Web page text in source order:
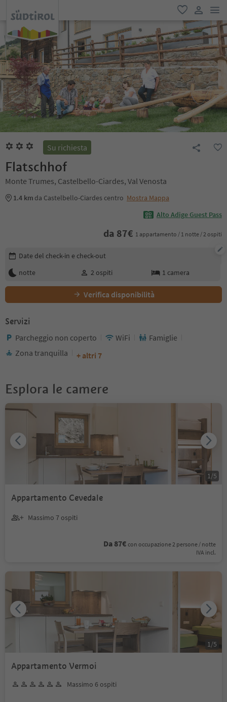
favoriti
user link
Su richiesta
Flatschhof
Monte Trumes, Castelbello-Ciardes, Val Venosta
1.4 km da Castelbello-Ciardes centro Mostra Mappa
Alto Adige Guest Pass
da 87€ 1 appartamento / 1 notte / 2 ospiti
Modifica i dettagli della prenotazione
Date del check-in e check-out
notte
2 ospiti 1 camera
Verifica disponibilità
Servizi
Parcheggio non coperto WiFi
Famiglie
Zona tranquilla
+ altri 7
Esplora le camere
Appartamento Cevedale
Massimo 7 ospiti
Da 87€ con occupazione 2 persone / notte
IVA incl.
1 /5
Appartamento Vermoi
Massimo 6 ospiti
1 /5